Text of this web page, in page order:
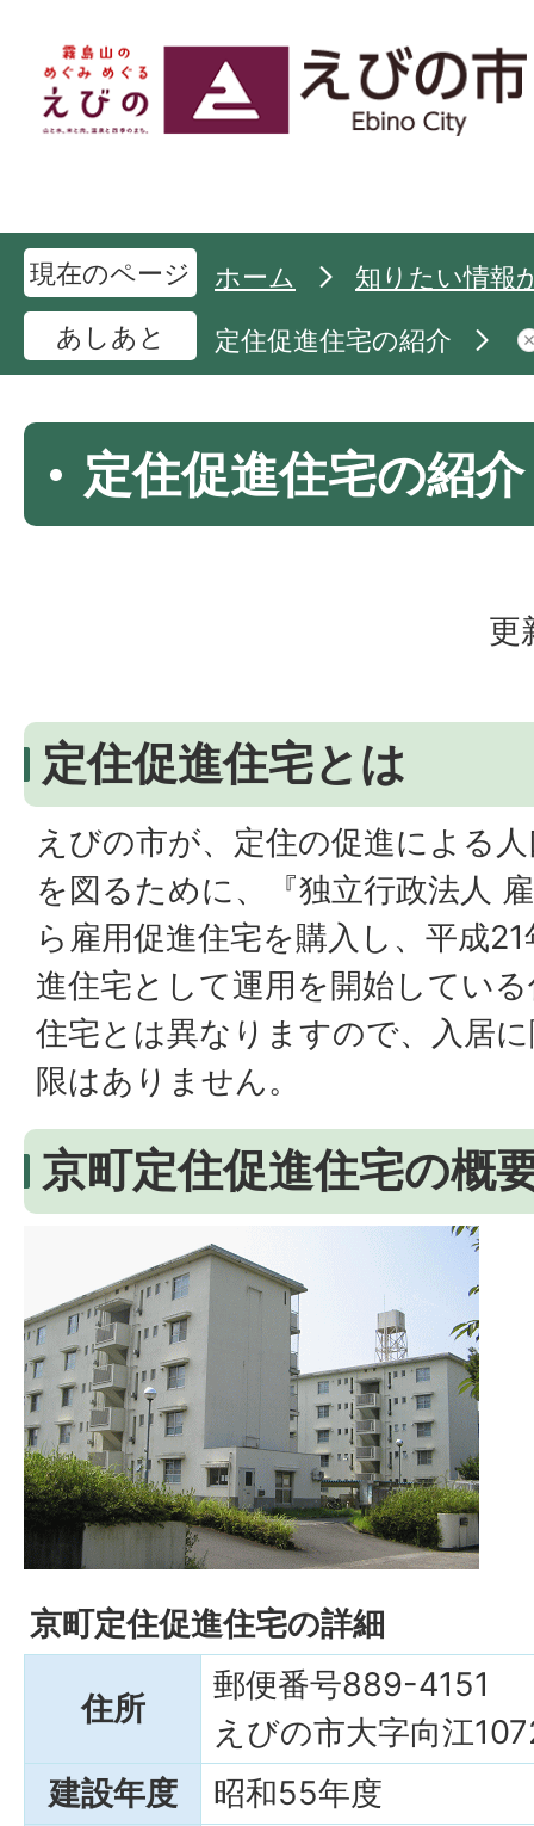
現在のページ ホーム
知りたい情報
あしあと
定住促進住宅の紹介
定住促進住宅の紹介
更
定住促進住宅とは
えびの市が、定住の促進による
を図るために、『独立行政法人
ら雇用促進住宅を購入し、平成
進住宅として運用を開始してい
住宅とは異なりますので、入居
限はありません。
京町定住促進住宅の概
京町定住促進住宅の詳細
住所
郵便番号889-4151
えびの市大字向江
建設年度
昭和55年度